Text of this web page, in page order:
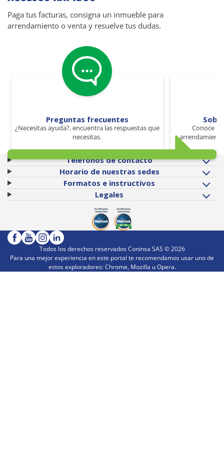
Paga tus facturas, consigna un inmueble para
arrendamiento o venta y resuelve tus dudas.
Preguntas frecuentes
¿Necesitas ayuda?, encuentra las respuestas que
necesitas.
Conoce
Teléfonos de contacto
Horario de nuestras sedes
Formatos e instructivos
Legales
Todos los derechos reservados Coninsa SAS ©2026
Para una mejor experiencia en este portal te recomendamos usar uno de
estos exploradores: Chrome, Mozilla u Opera.